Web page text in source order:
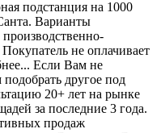
подстанция на 1000
Варианты
не оплачивает
Если Вам не
другое под
20+ лет на рынке
за последние 3 года.
продаж